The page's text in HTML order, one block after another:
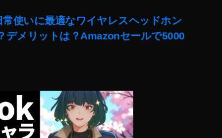
常使いに最適なワイヤレスヘッドホン
デメリットは？Amazonセールで5000